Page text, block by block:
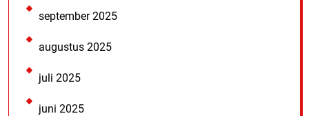
september 2025
augustus 2025
juli 2025
juni 2025